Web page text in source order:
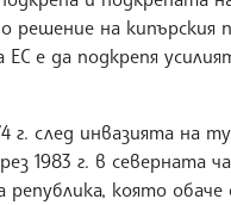
на кипърския
ЕС е да подкрепя
г. след инвазията на
1983 г. в северната
република, която